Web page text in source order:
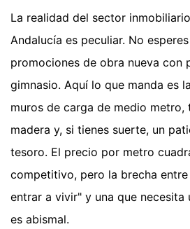
La realidad del sector
Andalucía es peculiar. No
promociones de obra nueva con
gimnasio. Aquí lo que manda es
muros de carga de medio metro,
madera y, si tienes suerte, un
tesoro. El precio por metro
competitivo, pero la brecha entre
entrar a vivir" y una que necesita
es abismal.